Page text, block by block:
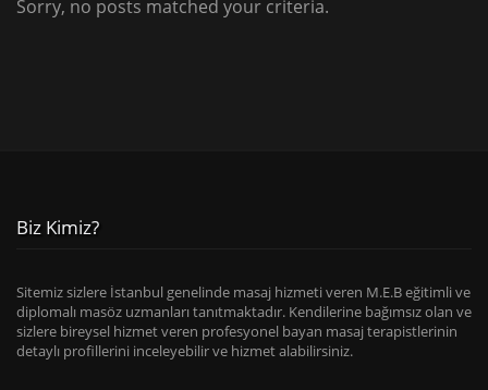
Sorry, no posts matched your criteria.
Biz Kimiz?
Sitemiz sizlere İstanbul genelinde masaj hizmeti veren M.E.B eğitimli ve
diplomalı masöz uzmanları tanıtmaktadır. Kendilerine bağımsız olan ve
sizlere bireysel hizmet veren profesyonel bayan masaj terapistlerinin
detaylı profillerini inceleyebilir ve hizmet alabilirsiniz.